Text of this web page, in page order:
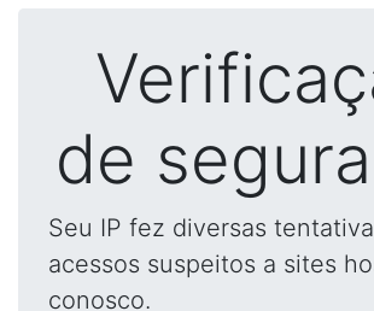
de
Seu IP fez diversas
acessos suspeitos a sites
conosco.